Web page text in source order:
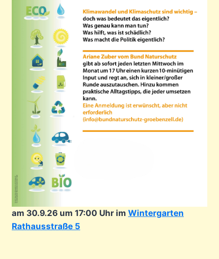
am 30.9.26 um 17:00 Uhr im Wintergarten
Rathausstraße 5